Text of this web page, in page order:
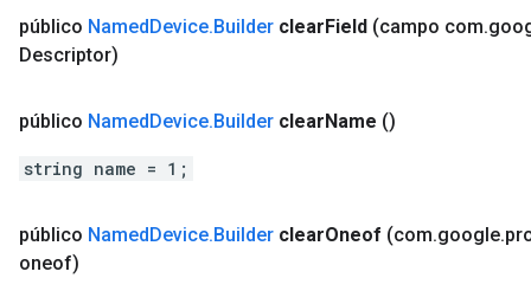
público NamedDevice.Builder clearField (campo com.
Descriptor)
público NamedDevice.Builder clearName ()
string name = 1;
público NamedDevice.Builder clearOneof (com.google.
oneof)